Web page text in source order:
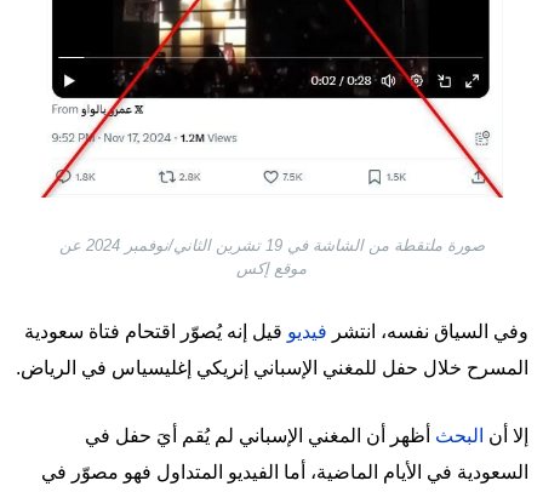
صورة ملتقطة من الشاشة في 19 تشرين الثاني/نوفمبر 2024 عن
موقع إكس
وفي السياق نفسه، انتشر فيديو قيل إنه يُصوّر اقتحام فتاة سعودية
المسرح خلال حفل للمغني الإسباني إنريكي إغليسياس في الرياض.
إلا أن البحث أظهر أن المغني الإسباني لم يُقم أيَ حفل في
السعودية في الأيام الماضية، أما الفيديو المتداول فهو مصوّر في